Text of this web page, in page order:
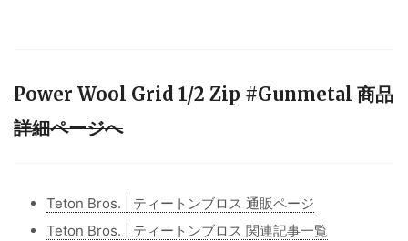
Power Wool Grid 1/2 Zip #Gunmetal 商品
詳細ページへ
Teton Bros. | ティートンブロス 通販ページ
Teton Bros. | ティートンブロス 関連記事一覧